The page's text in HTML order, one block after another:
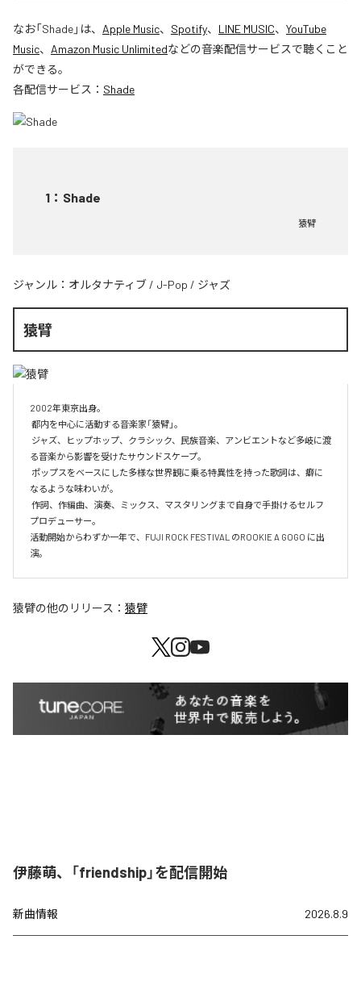
なお「Shade」は、 Apple Music、 Spotify、 LINE MUSIC、 YouTube
Music、 Amazon Music Unlimitedなどの音楽配信サービスで聴くこと
ができる。
各配信サービス： Shade
1 ： Shade
猿臂
ジャンル： オルタナティブ / J-Pop / ジャズ
猿臂
2002年東京出身。
る音楽から影響を受けたサウンドスケープ。
なるような味わいが。
プロデューサー。
活動開始からわずか一年で、FUJI ROCK FESTIVAL のROOKIE A GOGO に出
演。
猿臂の他のリリース： 猿臂
伊藤萌、「friendship」を配信開始
新曲情報 2026.8.9